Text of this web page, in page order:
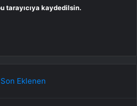
tarayıcıya kaydedilsin.
Son Eklenen